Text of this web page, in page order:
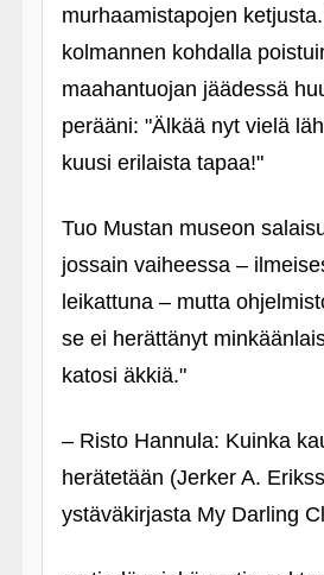
murhaamistapojen
kolmannen kohdalla
maahantuojan jäädessä
perääni: "Älkää nyt vielä
kuusi erilaista tapaa!"
Tuo Mustan museon
jossain vaiheessa –
leikattuna – mutta
se ei herättänyt
katosi äkkiä."
– Risto Hannula: Kuinka
herätetään (Jerker A.
ystäväkirjasta My Darling